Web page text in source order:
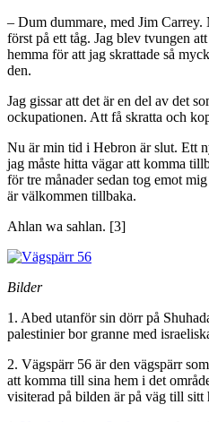
– Dum dummare, med Jim Carrey.
först på ett tåg. Jag blev tvungen
hemma för att jag skrattade så
den.
Jag gissar att det är en del av det
ockupationen. Att få skratta och
Nu är min tid i Hebron är slut. Ett
jag måste hitta vägar att komma
för tre månader sedan tog emot
är välkommen tillbaka.
Ahlan wa sahlan. [3]
Bilder
1. Abed utanför sin dörr på
palestinier bor granne med
2. Vägspärr 56 är den vägspärr
att komma till sina hem i det
visiterad på bilden är på väg till